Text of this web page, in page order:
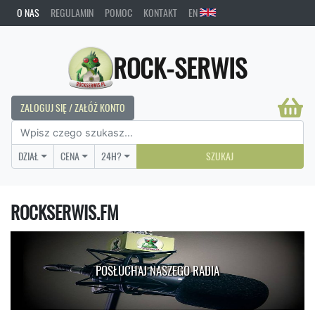
O NAS REGULAMIN POMOC KONTAKT EN
ROCK-SERWIS
ZALOGUJ SIĘ / ZAŁÓŻ KONTO
DZIAŁ CENA 24H? SZUKAJ
ROCKSERWIS.FM
POSŁUCHAJ NASZEGO RADIA